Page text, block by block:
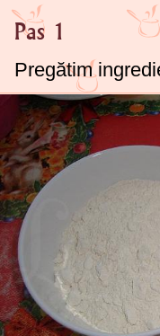
Pas 1
Pregătim